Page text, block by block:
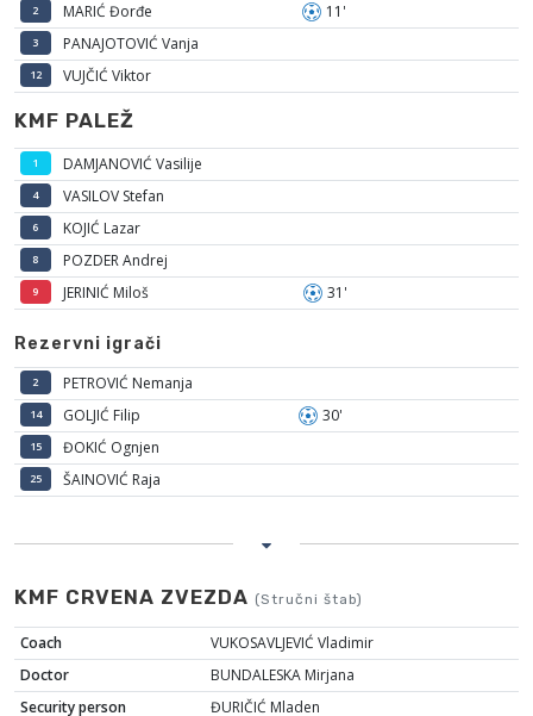
2 MARIĆ Đorđe 11'
3 PANAJOTOVIĆ Vanja
12 VUJČIĆ Viktor
KMF PALEŽ
1 DAMJANOVIĆ Vasilije
4 VASILOV Stefan
6 KOJIĆ Lazar
8 POZDER Andrej
9 JERINIĆ Miloš 31'
Rezervni igrači
2 PETROVIĆ Nemanja
14 GOLJIĆ Filip 30'
15 ĐOKIĆ Ognjen
25 ŠAINOVIĆ Raja
KMF CRVENA ZVEZDA (Stručni štab)
Coach
VUKOSAVLJEVIĆ Vladimir
Doctor
BUNDALESKA Mirjana
Security person
ĐURIČIĆ Mladen